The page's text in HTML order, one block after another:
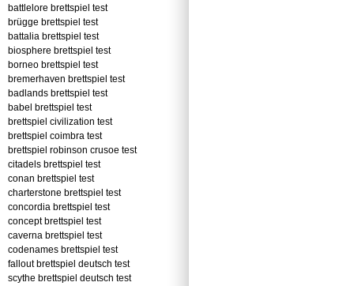
battlelore brettspiel test
brügge brettspiel test
battalia brettspiel test
biosphere brettspiel test
borneo brettspiel test
bremerhaven brettspiel test
badlands brettspiel test
babel brettspiel test
brettspiel civilization test
brettspiel coimbra test
brettspiel robinson crusoe test
citadels brettspiel test
conan brettspiel test
charterstone brettspiel test
concordia brettspiel test
concept brettspiel test
caverna brettspiel test
codenames brettspiel test
fallout brettspiel deutsch test
scythe brettspiel deutsch test